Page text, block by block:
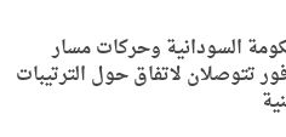
السودانية وحركات مسار
تتوصلان لاتفاق حول الترتيبات